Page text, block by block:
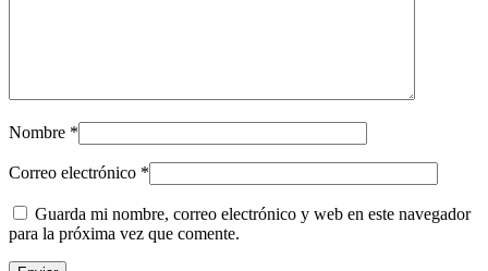
Nombre *
Correo electrónico *
Guarda mi nombre, correo electrónico y web en este navegador
para la próxima vez que comente.